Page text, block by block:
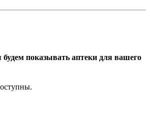
показывать аптеки для вашего